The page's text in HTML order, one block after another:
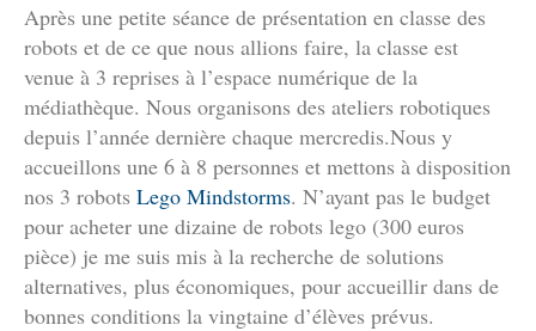
Après une petite séance de présentation en classe des
robots et de ce que nous allions faire, la classe est
venue à 3 reprises à l’espace numérique de la
médiathèque. Nous organisons des ateliers robotiques
depuis l’année dernière chaque mercredis.Nous y
accueillons une 6 à 8 personnes et mettons à disposition
nos 3 robots Lego Mindstorms. N’ayant pas le budget
pour acheter une dizaine de robots lego (300 euros
pièce) je me suis mis à la recherche de solutions
alternatives, plus économiques, pour accueillir dans de
bonnes conditions la vingtaine d’élèves prévus.